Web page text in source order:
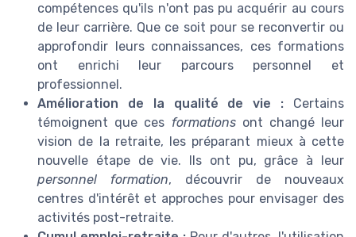
compétences qu'ils n'ont pas pu acquérir au cours
de leur carrière. Que ce soit pour se reconvertir ou
approfondir leurs connaissances, ces formations
ont enrichi leur parcours personnel et
professionnel.
Amélioration de la qualité de vie : Certains
témoignent que ces formationsont changé leur
vision de la retraite, les préparant mieux à cette
nouvelle étape de vie. Ils ont pu, grâce à leur
personnel formation, découvrir de nouveaux
centres d'intérêt et approches pour envisager des
activités post-retraite.